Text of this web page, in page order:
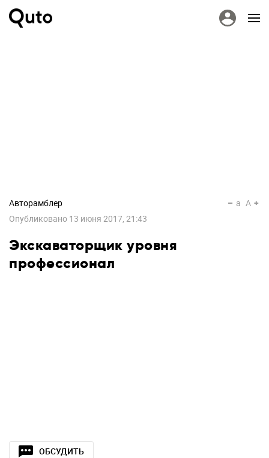
Авторамблер
Опубликовано 13 июня 2017, 21:43
a A
Экскаваторщик уровня
профессионал
ОБСУДИТЬ